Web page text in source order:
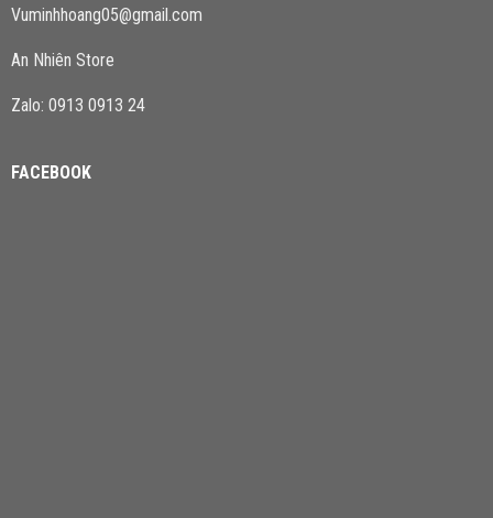
Vuminhhoang05@gmail.com
An Nhiên Store
Zalo: 0913 0913 24
FACEBOOK